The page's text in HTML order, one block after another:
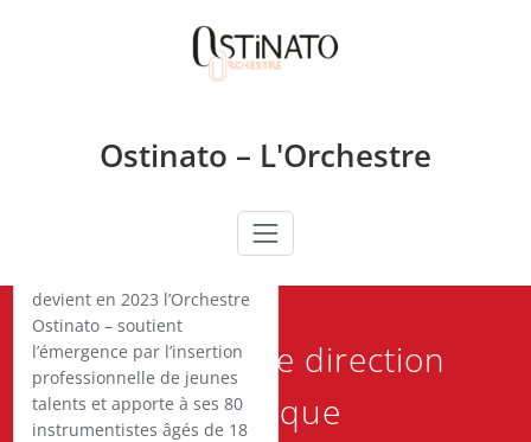
Ostinato – L'Orchestre
Une nouvelle direction
artistique
Leroy, Anne Gastinel et
Pierre Fouchenneret
prennent la direction
Ostinato
devient en 2023 l’Orchestre
Ostinato – soutient
l’émergence par l’insertion
professionnelle de jeunes
talents et apporte à ses 80
instrumentistes âgés de 18